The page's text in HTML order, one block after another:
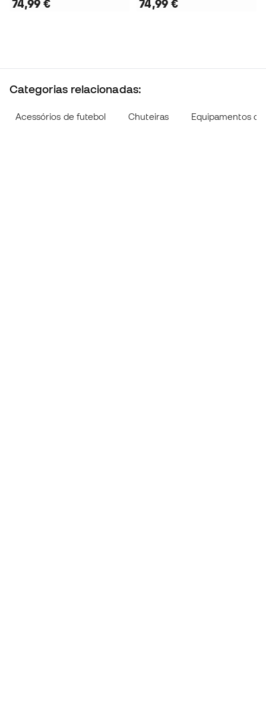
74,99 € 74,99 €
Categorias relacionadas:
Acessórios de futebol Chuteiras Equipamentos